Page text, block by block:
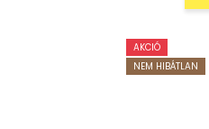
AKCIÓ
NEM HIBÁTLAN